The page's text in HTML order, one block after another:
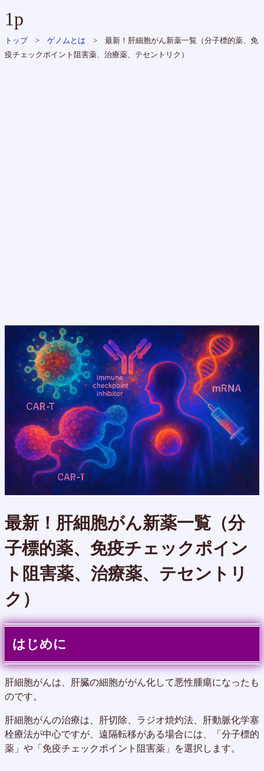
1p
トップ> ゲノムとは > 最新！肝細胞がん新薬一覧（分子標的薬、免
疫チェックポイント阻害薬、治療薬、テセントリク）
最新！肝細胞がん新薬一覧（分
子標的薬、免疫チェックポイン
ト阻害薬、治療薬、テセントリ
ク）
はじめに
肝細胞がんは、肝臓の細胞ががん化して悪性腫瘍になったも
のです。
肝細胞がんの治療は、肝切除、ラジオ焼灼法、肝動脈化学塞
栓療法が中心ですが、遠隔転移がある場合には、「分子標的
薬」や「免疫チェックポイント阻害薬」を選択します。